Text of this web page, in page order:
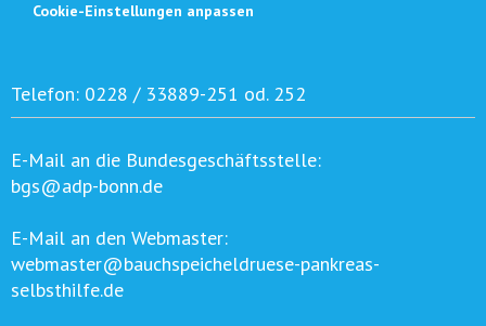
Cookie-Einstellungen anpassen
Telefon: 0228 / 33889-251 od. 252
E-Mail an die Bundesgeschäftsstelle:
bgs@adp-bonn.de
E-Mail an den Webmaster:
webmaster@bauchspeicheldruese-pankreas-
selbsthilfe.de